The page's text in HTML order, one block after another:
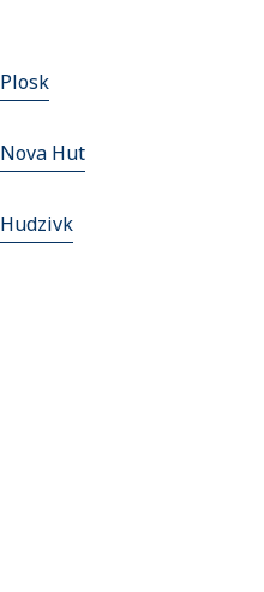
Plosk
Nova Hut
Hudzivk